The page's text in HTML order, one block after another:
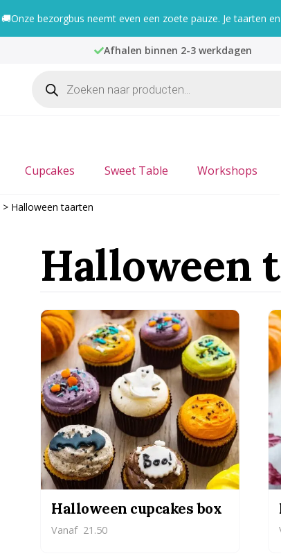
🚚Onze bezorgbus neemt even een zoete pauze. Je taarten
Afhalen binnen 2-3 werkdagen
zoeken
Cupcakes Sweet Table Workshops
> Halloween taarten
Halloween
Halloween cupcakes box
Vanaf 21.50